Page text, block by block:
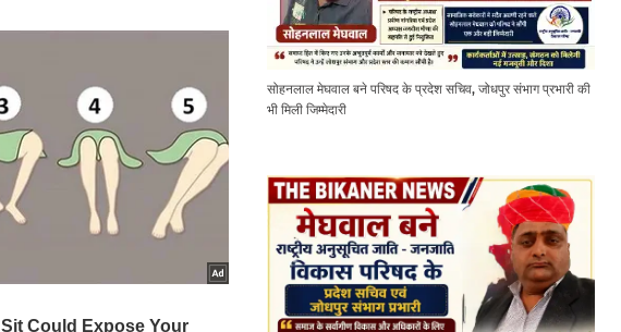
सोहनलाल मेघवाल बने परिषद के प्रदेश सचिव, जोधपुर संभाग प्रभारी की
भी मिली जिम्मेदारी